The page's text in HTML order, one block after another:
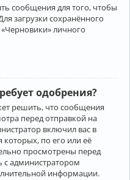
сообщения для того, чтобы
загрузки сохранённого
личного
одобрения?
решить, что сообщения
перед отправкой на
включил вас в
которых, по его или её
просмотрены перед
с администратором
информации.